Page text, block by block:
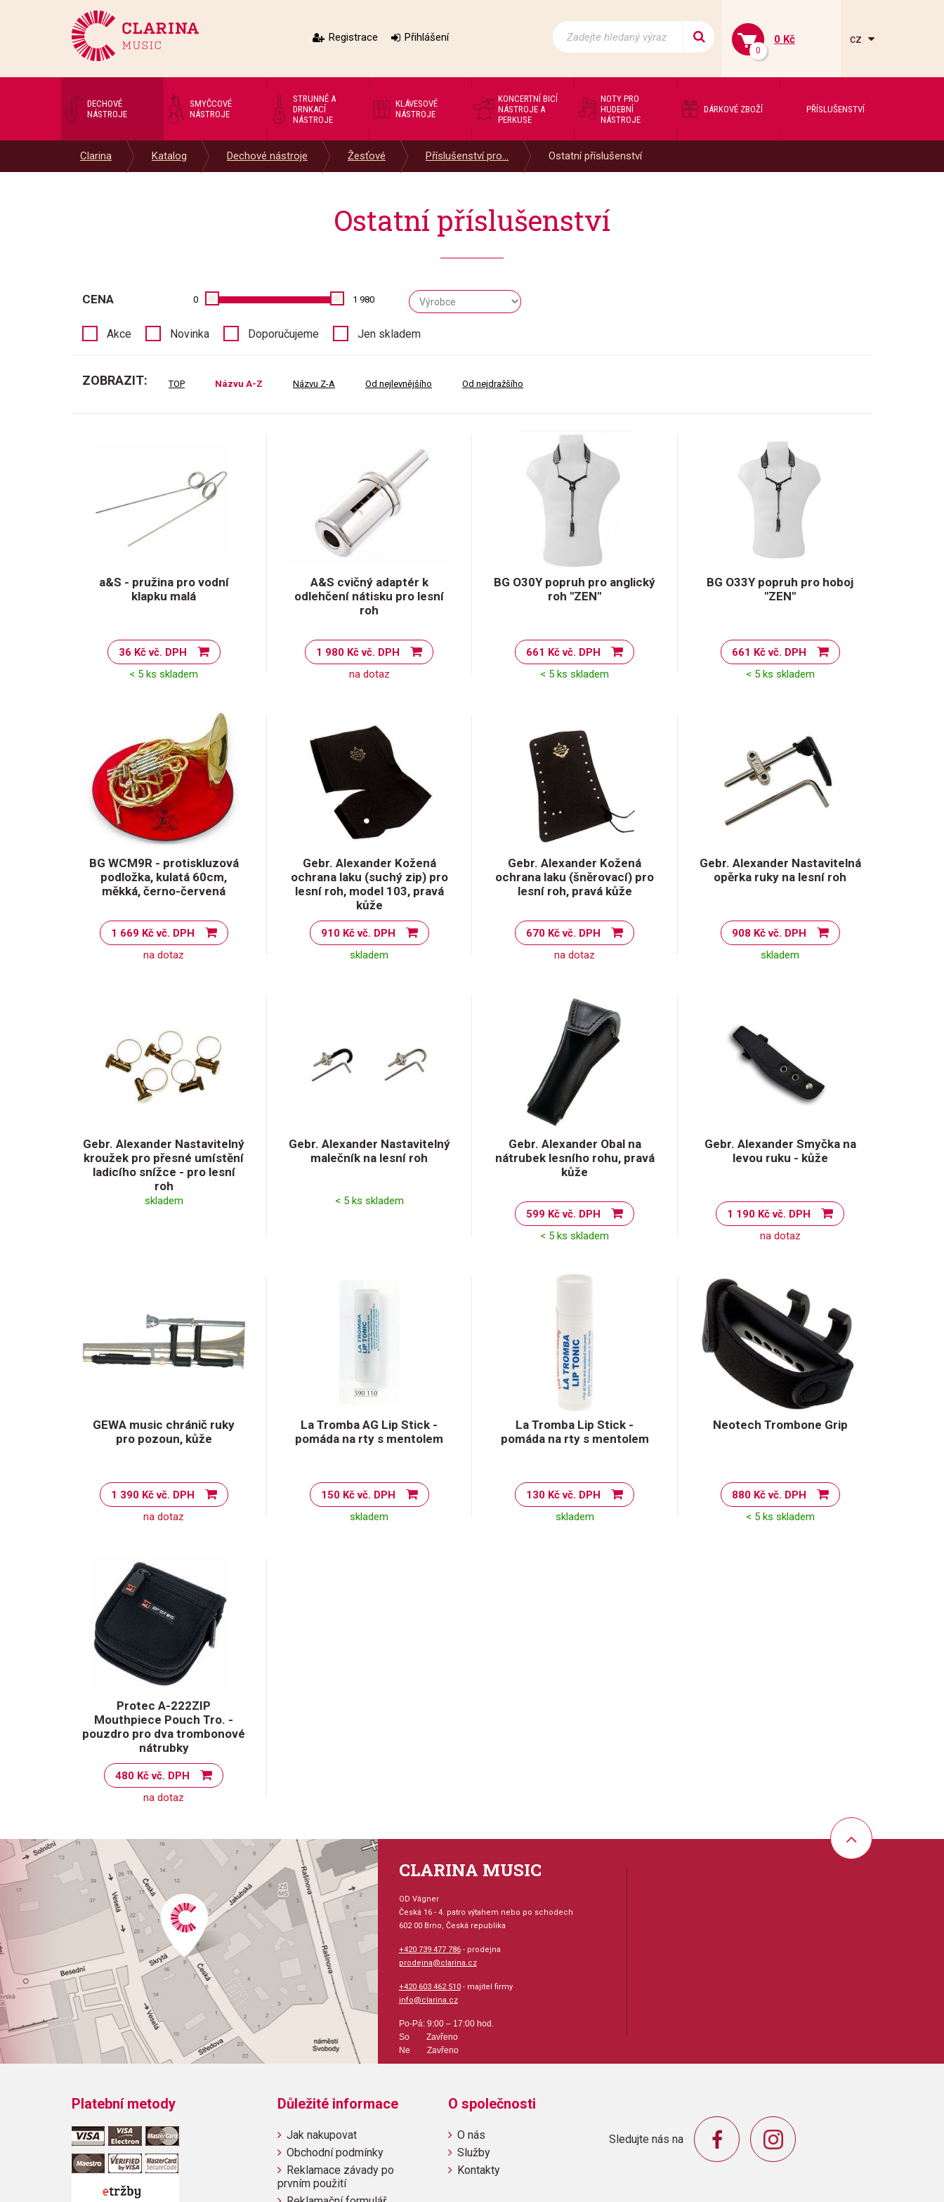
Registrace Přihlášení
0
0 Kč cz
DECHOVÉ
NÁSTROJE
SMYČCOVÉ
NÁSTROJE
STRUNNÉ A
DRNKACÍ
NÁSTROJE
KLÁVESOVÉ
NÁSTROJE
KONCERTNÍ BICÍ
NÁSTROJE A
PERKUSE
NOTY PRO
HUDEBNÍ
NÁSTROJE
DÁRKOVÉ ZBOŽÍ PŘÍSLUŠENSTVÍ
Clarina Katalog Dechové nástroje Žesťové Příslušenství pro... Ostatní příslušenství
Ostatní příslušenství
CENA 0 1 980
Akce Novinka Doporučujeme Jen skladem
ZOBRAZIT: TOP Názvu A-Z Názvu Z-A Od nejlevnějšího Od nejdražšího
a&S - pružina pro vodní
klapku malá
36 Kč vč. DPH
< 5 ks skladem
A&S cvičný adaptér k
odlehčení nátisku pro lesní
roh
1 980 Kč vč. DPH
na dotaz
BG O30Y popruh pro anglický
roh "ZEN"
661 Kč vč. DPH
< 5 ks skladem
BG O33Y popruh pro hoboj
"ZEN"
661 Kč vč. DPH
< 5 ks skladem
BG WCM9R - protiskluzová
podložka, kulatá 60cm,
měkká, černo-červená
1 669 Kč vč. DPH
na dotaz
Gebr. Alexander Kožená
ochrana laku (suchý zip) pro
lesní roh, model 103, pravá
kůže
910 Kč vč. DPH
skladem
Gebr. Alexander Kožená
ochrana laku (šněrovací) pro
lesní roh, pravá kůže
670 Kč vč. DPH
na dotaz
Gebr. Alexander Nastavitelná
opěrka ruky na lesní roh
908 Kč vč. DPH
skladem
Gebr. Alexander Nastavitelný
kroužek pro přesné umístění
ladicího snížce - pro lesní
roh
skladem
Gebr. Alexander Nastavitelný
malečník na lesní roh
< 5 ks skladem
Gebr. Alexander Obal na
nátrubek lesního rohu, pravá
kůže
599 Kč vč. DPH
< 5 ks skladem
Gebr. Alexander Smyčka na
levou ruku - kůže
1 190 Kč vč. DPH
na dotaz
GEWA music chránič ruky
pro pozoun, kůže
1 390 Kč vč. DPH
na dotaz
La Tromba AG Lip Stick -
pomáda na rty s mentolem
150 Kč vč. DPH
skladem
La Tromba Lip Stick -
pomáda na rty s mentolem
130 Kč vč. DPH
skladem
Neotech Trombone Grip
880 Kč vč. DPH
< 5 ks skladem
Protec A-222ZIP
Mouthpiece Pouch Tro. -
pouzdro pro dva trombonové
nátrubky
480 Kč vč. DPH
na dotaz
CLARINA MUSIC
OD Vágner
Česká 16 - 4. patro výtahem nebo po schodech
602 00 Brno, Česká republika
+420 739 477 786- prodejna
prodejna@clarina.cz
+420 603 462 510- majitel firmy
info@clarina.cz
Po-Pá: 9:00 – 17:00 hod.
So Zavřeno
Ne Zavřeno
Platební metody Důležité informace
Jak nakupovat
Obchodní podmínky
Reklamace závady po
prvním použití
O společnosti
O nás
Služby
Kontakty
Sledujte nás na